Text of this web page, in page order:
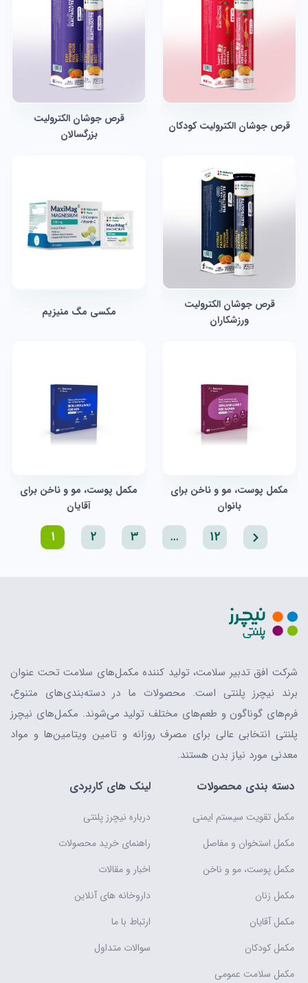
قرص جوشان الکترولیت کودکان
قرص جوشان الکترولیت
بزرگسالان
قرص جوشان الکترولیت
ورزشکاران
مکسی مگ منیزیم
مکمل پوست، مو و ناخن برای
بانوان
مکمل پوست، مو و ناخن برای
آقایان
1 2 3 … 12
شرکت افق تدبیر سلامت، تولید کننده مکمل‌های سلامت تحت عنوان
برند نیچرز پلنتی است. محصولات ما در دسته‌بندی‌های متنوع،
فرم‌های گوناگون و طعم‌های مختلف تولید می‌شوند. مکمل‌های نیچرز
پلنتی انتخابی عالی برای مصرف روزانه و تامین ویتامین‌ها و مواد
معدنی مورد نیاز بدن هستند.
دسته بندی محصولات
مکمل تقویت سیستم ایمنی
مکمل استخوان و مفاصل
مکمل پوست، مو و ناخن
مکمل زنان
مکمل آقایان
مکمل کودکان
مکمل سلامت عمومی
لینک های کاربردی
درباره نیچرز پلنتی
راهنمای خرید محصولات
اخبار و مقالات
داروخانه های آنلاین
ارتباط با ما
سوالات متداول